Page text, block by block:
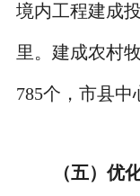
境内工程建成
里。建成农村
785个，市县中
（五）优